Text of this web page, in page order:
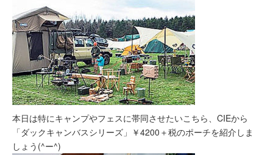
本日は特にキャンプやフェスに帯同させたいこちら、CIEから
「ダックキャンバスシリーズ」￥4200＋税のポーチを紹介しま
しょう(^ー^)